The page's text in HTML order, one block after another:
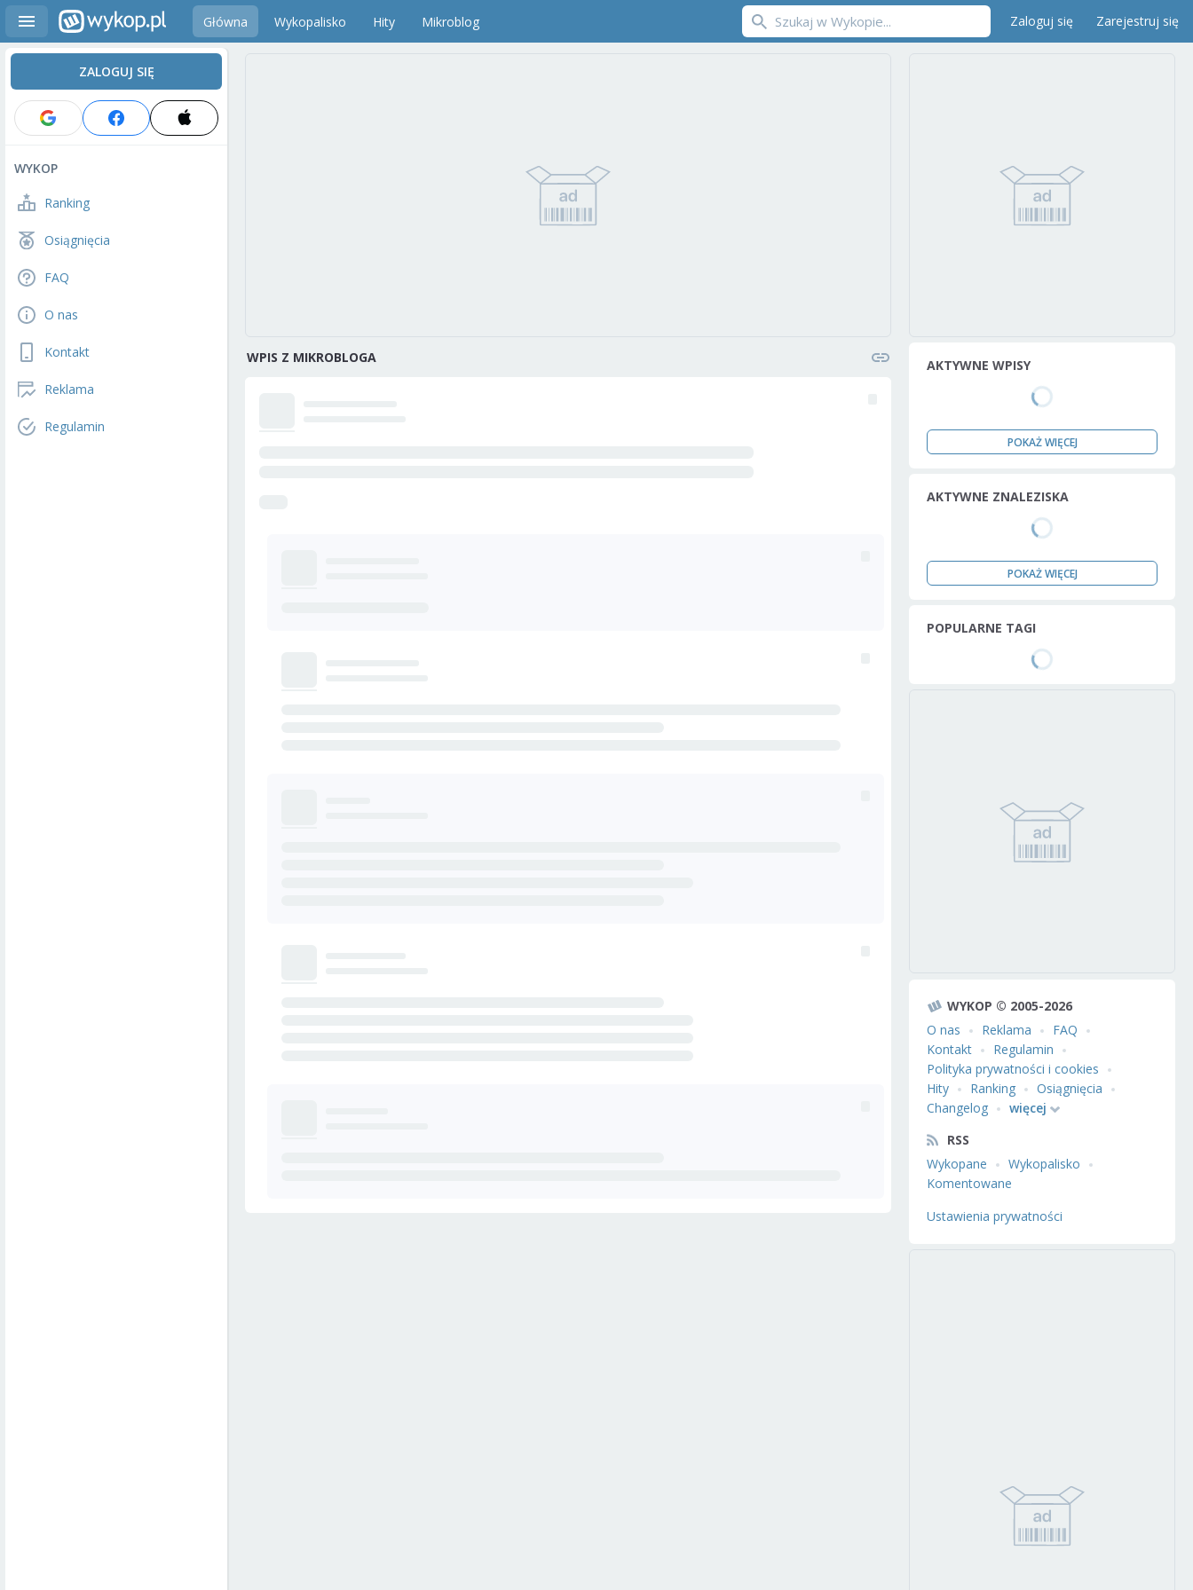
Główna Wykopalisko Hity Mikroblog Zaloguj się Zarejestruj się
ZALOGUJ SIĘ
WYKOP
Ranking
Osiągnięcia
FAQ
O nas
Kontakt
Reklama
Regulamin
WPIS Z MIKROBLOGA AKTYWNE WPISY
POKAŻ WIĘCEJ
AKTYWNE ZNALEZISKA
POKAŻ WIĘCEJ
POPULARNE TAGI
WYKOP © 2005-2026
O nas
Reklama
FAQ
Kontakt
Regulamin
Polityka prywatności i cookies
Hity
Ranking
Osiągnięcia
Changelog
więcej
RSS
Wykopane
Wykopalisko
Komentowane
Ustawienia prywatności